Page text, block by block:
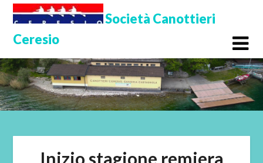
Skip
content
Società Canottieri
Ceresio
Inizio stagione remiera